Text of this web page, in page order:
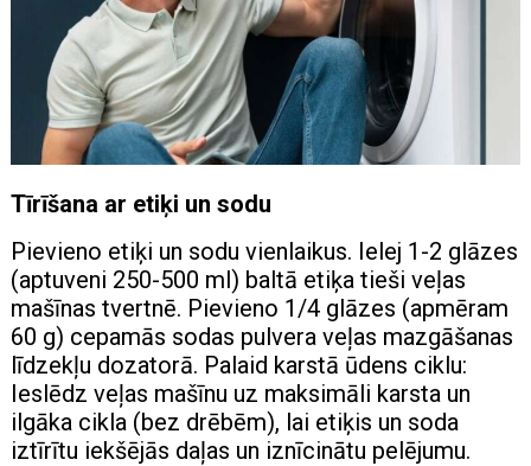
Tīrīšana ar etiķi un sodu
Pievieno etiķi un sodu vienlaikus. Ielej 1-2 glāzes
(aptuveni 250-500 ml) baltā etiķa tieši veļas
mašīnas tvertnē. Pievieno 1/4 glāzes (apmēram
60 g) cepamās sodas pulvera veļas mazgāšanas
līdzekļu dozatorā. Palaid karstā ūdens ciklu:
Ieslēdz veļas mašīnu uz maksimāli karsta un
ilgāka cikla (bez drēbēm), lai etiķis un soda
iztīrītu iekšējās daļas un iznīcinātu pelējumu.